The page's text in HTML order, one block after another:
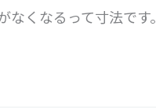
なくなるって寸法です。